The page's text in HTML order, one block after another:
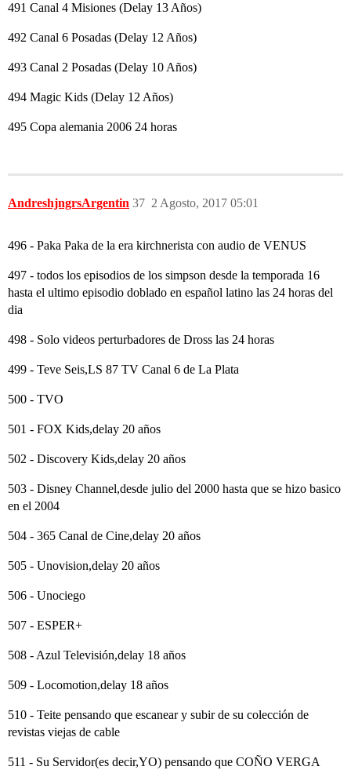
491 Canal 4 Misiones (Delay 13 Años)
492 Canal 6 Posadas (Delay 12 Años)
493 Canal 2 Posadas (Delay 10 Años)
494 Magic Kids (Delay 12 Años)
495 Copa alemania 2006 24 horas
AndreshjngrsArgentin 2 Agosto, 2017 05:01
37
496 - Paka Paka de la era kirchnerista con audio de VENUS
497 - todos los episodios de los simpson desde la temporada 16
hasta el ultimo episodio doblado en español latino las 24 horas del
dia
498 - Solo videos perturbadores de Dross las 24 horas
499 - Teve Seis,LS 87 TV Canal 6 de La Plata
500 - TVO
501 - FOX Kids,delay 20 años
502 - Discovery Kids,delay 20 años
503 - Disney Channel,desde julio del 2000 hasta que se hizo basico
en el 2004
504 - 365 Canal de Cine,delay 20 años
505 - Unovision,delay 20 años
506 - Unociego
507 - ESPER+
508 - Azul Televisión,delay 18 años
509 - Locomotion,delay 18 años
510 - Teite pensando que escanear y subir de su colección de
revistas viejas de cable
511 - Su Servidor(es decir,YO) pensando que COÑO VERGA